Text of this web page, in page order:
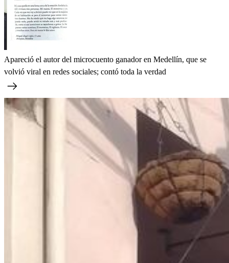
Apareció el autor del microcuento ganador en Medellín, que se
volvió viral en redes sociales; contó toda la verdad